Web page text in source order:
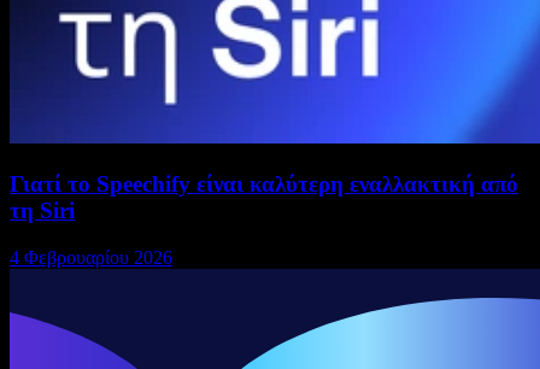
Γιατί το Speechify είναι καλύτερη εναλλακτική από
τη Siri
4 Φεβρουαρίου 2026